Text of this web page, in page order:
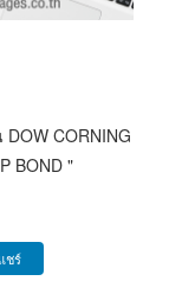
CORNING
BOND "
แชร์